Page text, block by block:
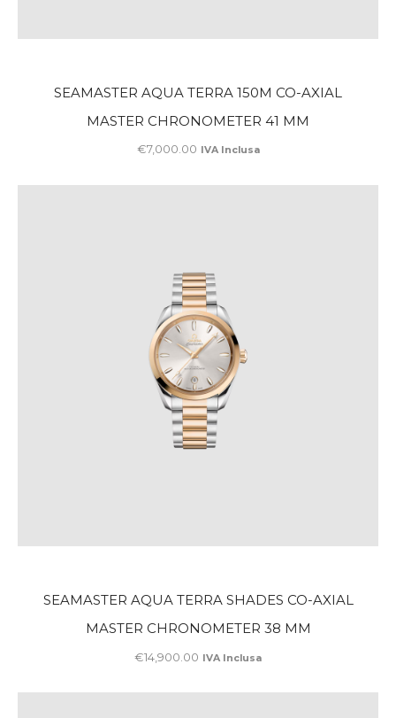
SEAMASTER AQUA TERRA 150M CO-AXIAL
MASTER CHRONOMETER 41 MM
€7,000.00 IVA Inclusa
SEAMASTER AQUA TERRA SHADES CO-AXIAL
MASTER CHRONOMETER 38 MM
€14,900 00 IVA Inclusa